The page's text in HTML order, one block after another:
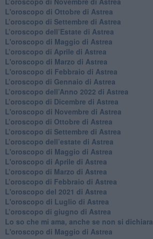
L'oroscopo di Ottobre di Astrea
​L’oroscopo di Settembre di Astrea
​L’oroscopo dell’Estate di Astrea
L'oroscopo di Maggio di Astrea
​L’oroscopo di Aprile di Astrea
L'oroscopo di Marzo di Astrea
L'oroscopo di Febbraio di Astrea
​L’oroscopo di Gennaio di Astrea
​L’oroscopo dell’Anno 2022 di Astrea
​L’oroscopo di Dicembre di Astrea
L'oroscopo di Novembre di Astrea
​L’oroscopo di Ottobre di Astrea
​L’oroscopo di Settembre di Astrea
L’oroscopo dell’estate di Astrea
L'oroscopo di Maggio di Astrea
L'oroscopo di Aprile di Astrea
​L’oroscopo di Marzo di Astrea
​L’oroscopo di Febbraio di Astrea
L'oroscopo del 2021 di Astrea
L'oroscopo di Luglio di Astrea
​L’oroscopo di giugno di Astrea
​Lo so che mi ama, anche se non si dichiara
L'oroscopo di Maggio di Astrea